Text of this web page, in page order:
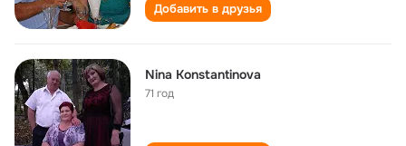
Добавить в друзья
Nina Konstantinova
71 год